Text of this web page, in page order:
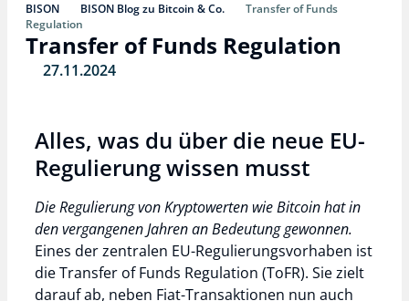
BISON BISON Blog zu Bitcoin & Co.
Transfer of Funds
Regulation
Transfer of Funds Regulation
27.11.2024
Alles, was du über die neue EU-
Regulierung wissen musst
Die Regulierung von Kryptowerten wie Bitcoin hat in
den vergangenen Jahren an Bedeutung gewonnen.
Eines der zentralen EU-Regulierungsvorhaben ist
die Transfer of Funds Regulation (ToFR). Sie zielt
darauf ab, neben Fiat-Transaktionen nun auch